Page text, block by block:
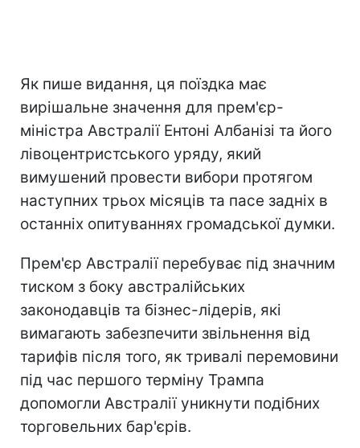
Як пише видання, ця поїздка має
вирішальне значення для прем'єр-
міністра Австралії Ентоні Албанізі та його
лівоцентристського уряду, який
вимушений провести вибори протягом
наступних трьох місяців та пасе задніх в
останніх опитуваннях громадської думки.
Прем'єр Австралії перебуває під значним
тиском з боку австралійських
законодавців та бізнес-лідерів, які
вимагають забезпечити звільнення від
тарифів після того, як тривалі перемовини
під час першого терміну Трампа
допомогли Австралії уникнути подібних
торговельних бар'єрів.